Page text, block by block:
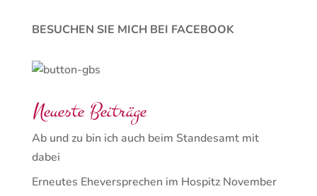
BESUCHEN SIE MICH BEI FACEBOOK
Neueste Beiträge
Ab und zu bin ich auch beim Standesamt mit
dabei
Erneutes Eheversprechen im Hospitz November